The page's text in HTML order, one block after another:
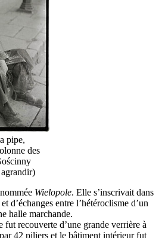
pipe,
des
Wielopole. Elle s’inscrivait dans
d’échanges entre l’hétéroclisme d’un
halle marchande.
recouverte d’une grande verrière à
42 piliers et le bâtiment intérieur fut